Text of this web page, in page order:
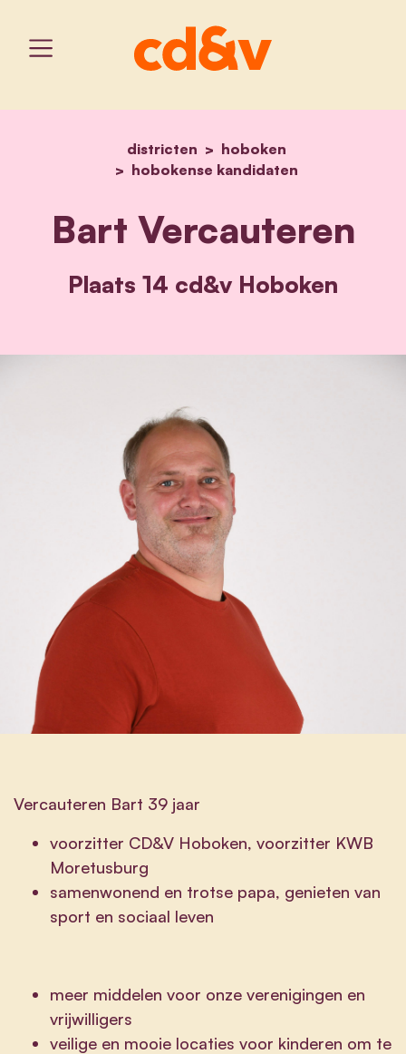
home
districten
hoboken
hobokense kandidaten
bart vercauteren
Bart Vercauteren
Plaats 14 cd&v Hoboken
Vercauteren Bart 39 jaar
voorzitter CD&V Hoboken, voorzitter KWB
Moretusburg
samenwonend en trotse papa, genieten van
sport en sociaal leven
meer middelen voor onze verenigingen en
vrijwilligers
veilige en mooie locaties voor kinderen om te